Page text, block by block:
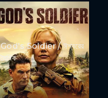
God's Soldier / ঈশ্বরের
সৈনিক